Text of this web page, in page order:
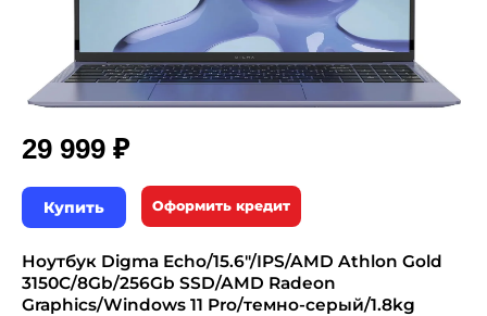
29 999 ₽
Купить Оформить кредит
Ноутбук Digma Echo/15.6"/IPS/AMD Athlon Gold
3150C/8Gb/256Gb SSD/AMD Radeon
Graphics/Windows 11 Pro/темно-серый/1.8kg